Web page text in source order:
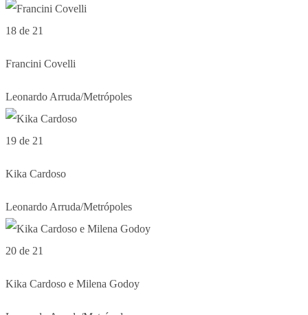
18 de 21
Francini Covelli
Leonardo Arruda/Metrópoles
19 de 21
Kika Cardoso
Leonardo Arruda/Metrópoles
20 de 21
Kika Cardoso e Milena Godoy